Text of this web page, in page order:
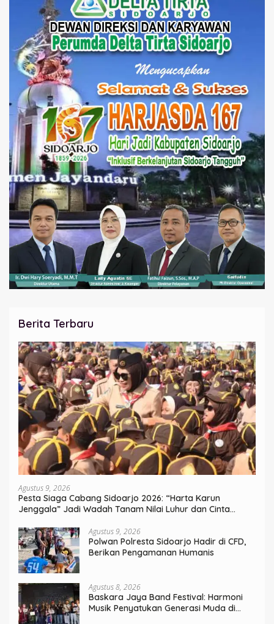
Berita Terbaru
Agustus 9, 2026
Pesta Siaga Cabang Sidoarjo 2026: “Harta Karun
Jenggala” Jadi Wadah Tanam Nilai Luhur dan Cinta
Agustus 9, 2026
Polwan Polresta Sidoarjo Hadir di CFD,
Berikan Pengamanan Humanis
Agustus 8, 2026
Baskara Jaya Band Festival: Harmoni
Musik Penyatukan Generasi Muda di